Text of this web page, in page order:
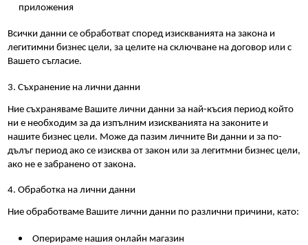
приложения
Всички данни се обработват според изискванията на закона и
легитимни бизнес цели, за целите на сключване на договор или с
Вашето съгласие.
3. Съхранение на лични данни
Ние съхраняваме Вашите лични данни за най-късия период който
ни е необходим за да изпълним изискванията на законите и
нашите бизнес цели. Може да пазим личните Ви данни и за по-
дълъг период ако се изисква от закон или за легитмни бизнес цели,
ако не е забранено от закона.
4. Обработка на лични данни
Ние обработваме Вашите лични данни по различни причини, като:
Оперираме нашия онлайн магазин